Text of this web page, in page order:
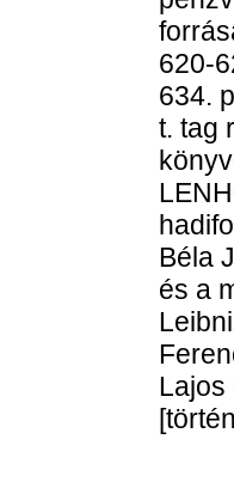
620-
634.
t. tag
Béla
és a
Lajos